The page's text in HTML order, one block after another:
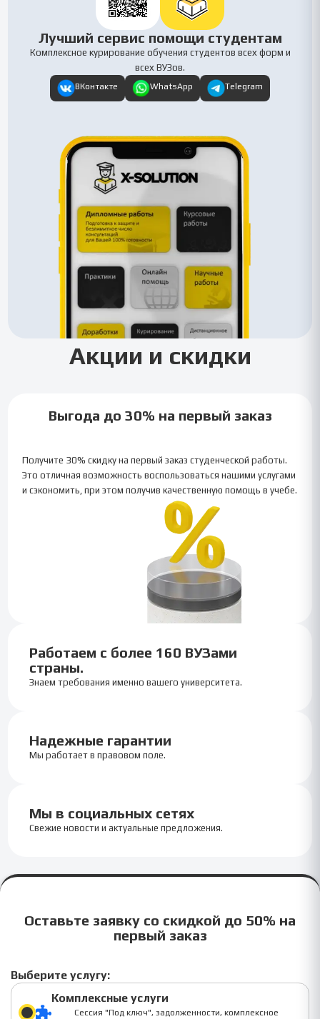
Лучший сервис помощи студентам
Комплексное курирование обучения студентов всех форм и
всех ВУЗов.
ВКонтакте WhatsApp Telegram
Акции и скидки
Выгода до 30% на первый заказ
Получите 30% скидку на первый заказ студенческой работы.
Это отличная возможность воспользоваться нашими услугами
и сэкономить, при этом получив качественную помощь в учебе.
Работаем с более 160 ВУЗами
страны.
Знаем требования именно вашего университета.
Надежные гарантии
Мы работает в правовом поле.
Мы в социальных сетях
Свежие новости и актуальные предложения.
Оставьте заявку со скидкой до 50% на
первый заказ
Выберите услугу:
Комплексные услуги
Сессия "Под ключ", задолженности, комплексное